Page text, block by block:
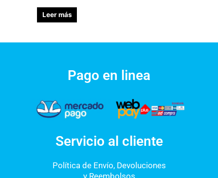
Leer más
Pago en linea
Servicio al cliente
Política de Envío, Devoluciones
y Reembolsos